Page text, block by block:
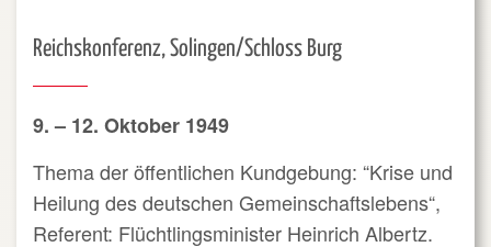
Reichskonferenz, Solingen/Schloss Burg
9. – 12. Oktober 1949
Thema der öffentlichen Kundgebung: “Krise und
Heilung des deutschen Gemeinschaftslebens“,
Referent: Flüchtlingsminister Heinrich Albertz.